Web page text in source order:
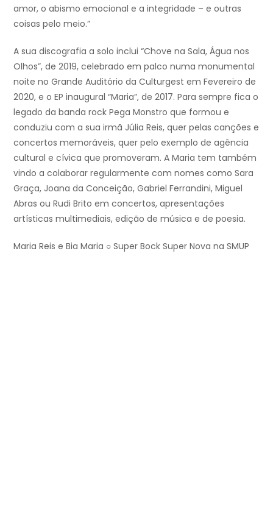
amor, o abismo emocional e a integridade – e outras
coisas pelo meio.”
A sua discografia a solo inclui “Chove na Sala, Água nos
Olhos”, de 2019, celebrado em palco numa monumental
noite no Grande Auditório da Culturgest em Fevereiro de
2020, e o EP inaugural “Maria”, de 2017. Para sempre fica o
legado da banda rock Pega Monstro que formou e
conduziu com a sua irmã Júlia Reis, quer pelas canções e
concertos memoráveis, quer pelo exemplo de agência
cultural e cívica que promoveram. A Maria tem também
vindo a colaborar regularmente com nomes como Sara
Graça, Joana da Conceição, Gabriel Ferrandini, Miguel
Abras ou Rudi Brito em concertos, apresentações
artísticas multimediais, edição de música e de poesia.
Maria Reis e Bia Maria ○ Super Bock Super Nova na SMUP